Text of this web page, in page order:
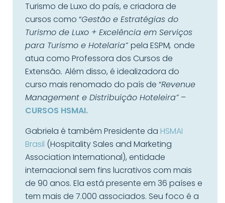
Turismo de Luxo do país, e criadora de
cursos como “Gestão e Estratégias do
Turismo de Luxo + Excelência em Serviços
para Turismo e Hotelaria”pela ESPM, onde
atua como Professora dos Cursos de
Extensão. Além disso, é idealizadora do
curso mais renomado do país de “Revenue
Management e Distribuição Hoteleira”–
CURSOS HSMAI.
Gabriela é também Presidente da HSMAI
Brasil (Hospitality Sales and Marketing
Association International), entidade
internacional sem fins lucrativos com mais
de 90 anos. Ela está presente em 36 países e
tem mais de 7.000 associados. Seu foco é a